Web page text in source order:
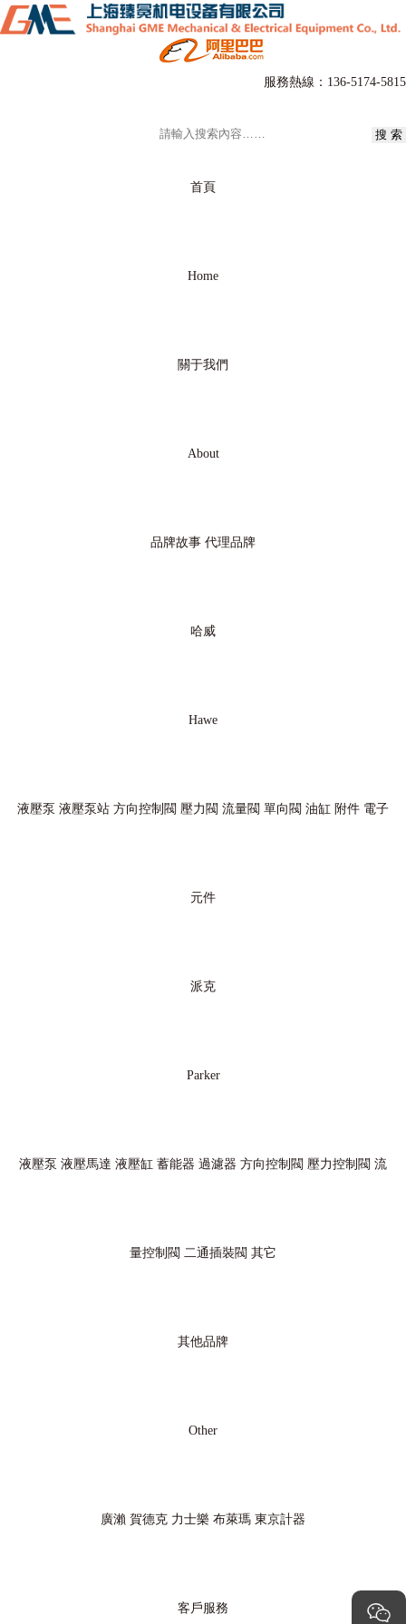
服務熱線： 136-5174-5815
首頁
Home
關于我們
About
品牌故事 代理品牌
哈威
Hawe
液壓泵 液壓泵站 方向控制閥 壓力閥 流量閥 單向閥 油缸 附件 電子
元件
派克
Parker
液壓泵 液壓馬達 液壓缸 蓄能器 過濾器 方向控制閥 壓力控制閥 流
量控制閥 二通插裝閥 其它
其他品牌
Other
廣瀨 賀德克 力士樂 布萊瑪 東京計器
客戶服務